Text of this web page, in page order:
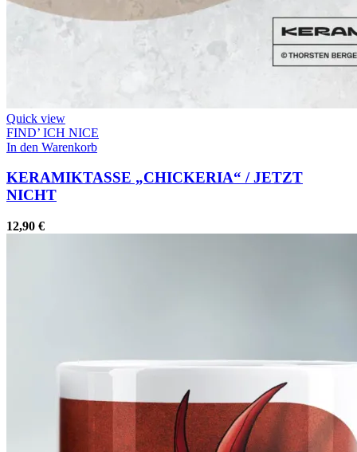
Quick view
FIND’ ICH NICE
In den Warenkorb
KERAMIKTASSE „CHICKERIA“ / JETZT
NICHT
12,90 €